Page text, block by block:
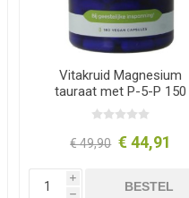
Vitakruid Magnesium
tauraat met P-5-P 150
capsules
€ 49,90 € 44,91
i
h
BESTEL